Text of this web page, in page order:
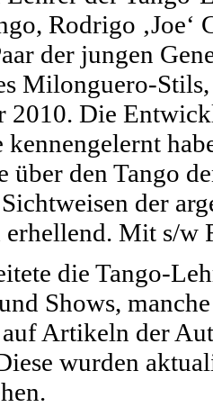
Rodrigo
der jungen
Milonguero-
2010. Die
kennengelernt
über den Tango
der
Mit s/w
die Tango-
Shows,
Artikeln der
wurden